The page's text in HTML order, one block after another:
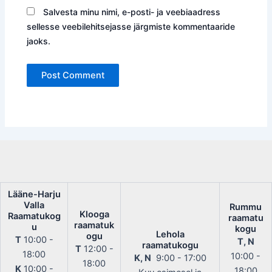
Salvesta minu nimi, e-posti- ja veebiaadress
sellesse veebilehitsejasse järgmiste kommentaaride
jaoks.
Lääne-Harju
Valla
Raamatukog
u
T10:00 -
18:00
K10:00 -
Klooga
raamatuk
ogu
T12:00 -
18:00
Lehola
raamatukogu
K, N 9:00 - 17:00
Rummu
raamatu
kogu
T, N
10:00 -